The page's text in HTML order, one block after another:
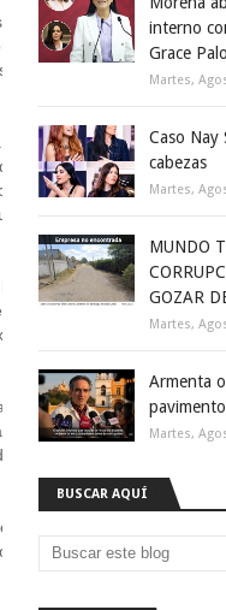
a una persona que
a dejar las adicciones.
avanzar desde
región de San Martín
lo ven como posible
a participar en las
como parte de este
de delegados de
Asimismo, indicó que,
sin precisar si
el trabajo político,
se presenta como una
en el ámbito público,
comienzan a delinear
central de su
en la actividad política
interno
Grace
Martes,
Caso Nay
cabezas
Martes,
MUNDO
GOZAR
Martes,
Armenta
Martes,
BUSCAR AQUÍ